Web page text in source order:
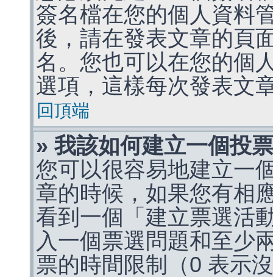
簽名檔在您的個人資料
後，請在發表文章的頁
名。您也可以在您的個
選項，這樣每次發表文
回頂端
» 我該如何建立一個投
您可以很容易地建立一
章的時候，如果您有相
看到一個「建立票選活
入一個票選問題和至少
票的時間限制（0 表示